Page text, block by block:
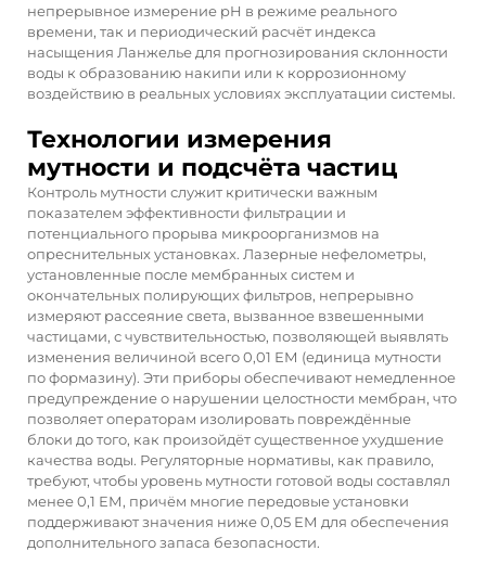
непрерывное измерение pH в режиме реального
времени, так и периодический расчёт индекса
насыщения Ланжелье для прогнозирования склонности
воды к образованию накипи или к коррозионному
воздействию в реальных условиях эксплуатации системы.
Технологии измерения
мутности и подсчёта частиц
Контроль мутности служит критически важным
показателем эффективности фильтрации и
потенциального прорыва микроорганизмов на
опреснительных установках. Лазерные нефелометры,
установленные после мембранных систем и
окончательных полирующих фильтров, непрерывно
измеряют рассеяние света, вызванное взвешенными
частицами, с чувствительностью, позволяющей выявлять
изменения величиной всего 0,01 ЕМ (единица мутности
по формазину). Эти приборы обеспечивают немедленное
предупреждение о нарушении целостности мембран, что
позволяет операторам изолировать повреждённые
блоки до того, как произойдёт существенное ухудшение
качества воды. Регуляторные нормативы, как правило,
требуют, чтобы уровень мутности готовой воды составлял
менее 0,1 ЕМ, причём многие передовые установки
поддерживают значения ниже 0,05 ЕМ для обеспечения
дополнительного запаса безопасности.